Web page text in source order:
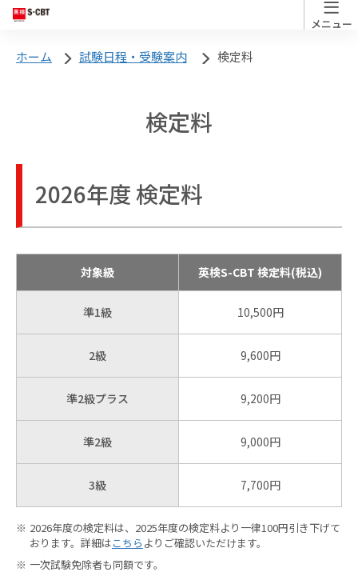
試験内容
試験結果
アカウント
英検S-CBTについて
英検S-CBTの特徴
ホーム 試験日程・受験案内 検定料
検定料
2026年度 検定料
対象級 英検S-CBT 検定料(税込)
準1級 10,500円
2級 9,600円
準2級プラス 9,200円
準2級 9,000円
3級 7,700円
2026年度の検定料は、2025年度の検定料より一律100円引き下げて
おります。詳細はこちら よりご確認いただけます。
一次試験免除者も同額です。